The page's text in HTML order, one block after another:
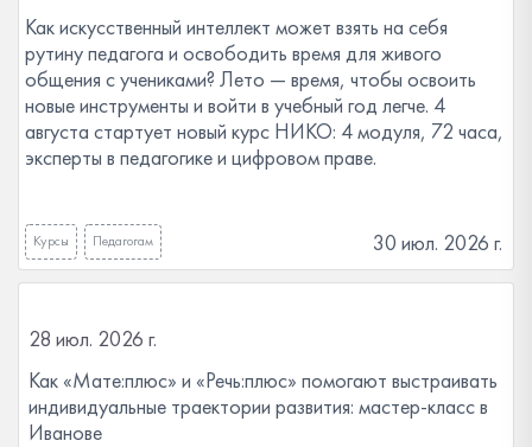
Как искусственный интеллект может взять на себя
рутину педагога и освободить время для живого
общения с учениками? Лето — время, чтобы освоить
новые инструменты и войти в учебный год легче. 4
августа стартует новый курс НИКО: 4 модуля, 72 часа,
эксперты в педагогике и цифровом праве.
Курсы Педагогам 30 июл. 2026 г.
28 июл. 2026 г.
Как «Мате:плюс» и «Речь:плюс» помогают выстраивать
индивидуальные траектории развития: мастер-класс в
Иванове